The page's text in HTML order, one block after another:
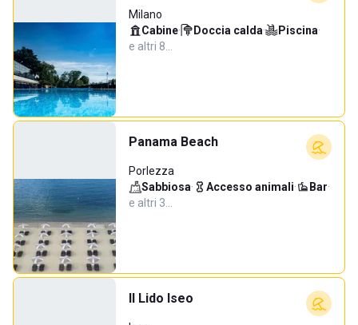
Milano
Cabine· Doccia calda· Piscina·
e altri 8…
Panama Beach
Porlezza
Sabbiosa· Accesso animali· Bar·
e altri 3…
Il Lido Iseo